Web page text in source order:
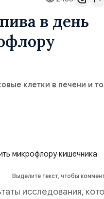
в день
клетки в печени и
Выделите текст, чтобы
исследования,